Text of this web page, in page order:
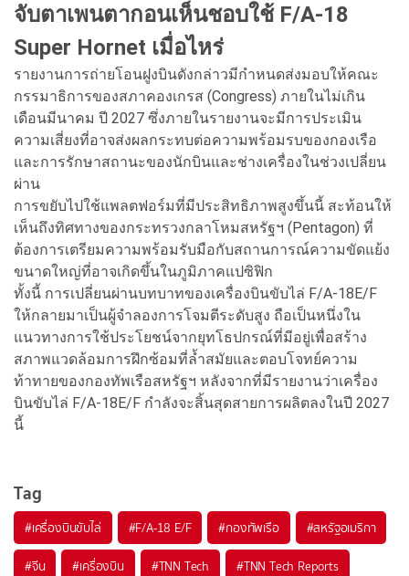
จับตาเพนตากอนเห็นชอบใช้ F/A-18
Super Hornet เมื่อไหร่
รายงานการถ่ายโอนฝูงบินดังกล่าวมีกำหนดส่งมอบให้คณะ
กรรมาธิการของสภาคองเกรส (Congress) ภายในไม่เกิน
เดือนมีนาคม ปี 2027 ซึ่งภายในรายงานจะมีการประเมิน
ความเสี่ยงที่อาจส่งผลกระทบต่อความพร้อมรบของกองเรือ
และการรักษาสถานะของนักบินและช่างเครื่องในช่วงเปลี่ยน
ผ่าน
การขยับไปใช้แพลตฟอร์มที่มีประสิทธิภาพสูงขึ้นนี้ สะท้อนให้
เห็นถึงทิศทางของกระทรวงกลาโหมสหรัฐฯ (Pentagon) ที่
ต้องการเตรียมความพร้อมรับมือกับสถานการณ์ความขัดแย้ง
ขนาดใหญ่ที่อาจเกิดขึ้นในภูมิภาคแปซิฟิก
ทั้งนี้ การเปลี่ยนผ่านบทบาทของเครื่องบินขับไล่ F/A-18E/F
ให้กลายมาเป็นผู้จำลองการโจมตีระดับสูง ถือเป็นหนึ่งใน
แนวทางการใช้ประโยชน์จากยุทโธปกรณ์ที่มีอยู่เพื่อสร้าง
สภาพแวดล้อมการฝึกซ้อมที่ล้ำสมัยและตอบโจทย์ความ
ท้าทายของกองทัพเรือสหรัฐฯ หลังจากที่มีรายงานว่าเครื่อง
บินขับไล่ F/A-18E/F กำลังจะสิ้นสุดสายการผลิตลงในปี 2027
นี้
Tag
#เครื่องบินขับไล่ #F/A-18 E/F #กองทัพเรือ #สหรัฐอเมริกา
#จีน #เครื่องบิน #TNN Tech #TNN Tech Reports